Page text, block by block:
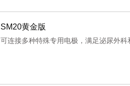
SM20黄金版
可连接多种特殊专用电极，满足泌尿外科